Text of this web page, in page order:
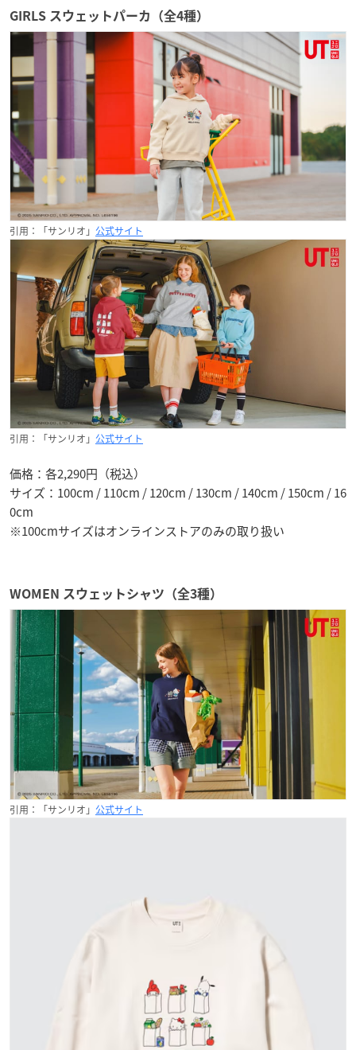
GIRLS スウェットパーカ（全4種）
引用：「サンリオ」 公式サイト
引用：「サンリオ」 公式サイト
価格：各2,290円（税込）
サイズ：100cm / 110cm / 120cm / 130cm / 140cm / 150cm / 16
0cm
※100cmサイズはオンラインストアのみの取り扱い
WOMEN スウェットシャツ（全3種）
引用：「サンリオ」 公式サイト